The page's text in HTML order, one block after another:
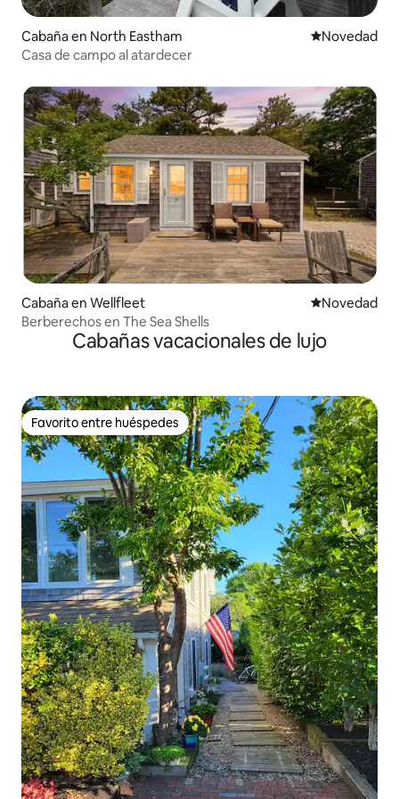
Cabaña en North Eastham Lugar para
Novedad
Casa de campo al atardecer
Cabaña en Wellfleet Lugar para
Novedad
Berberechos en The Sea Shells
Cabañas vacacionales de lujo
Favorito entre huéspedes
Favorito entre huéspedes